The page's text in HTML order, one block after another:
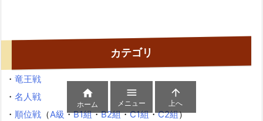
カテゴリ
・ 竜王戦
・ 名人戦
・ 順位戦 （A級 ・B1組・B2組・C1組・C2組）

ホーム

メニュー

上へ